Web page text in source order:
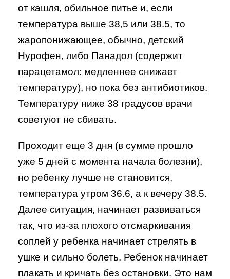
от кашля, обильное питье и, если
температура выше 38,5 или 38.5, то
жаропонижающее, обычно, детский
Нурофен, либо Панадол (содержит
парацетамол: медленнее снижает
температуру), но пока без антибиотиков.
Температуру ниже 38 градусов врачи
советуют не сбивать.
Проходит еще 3 дня (в сумме прошло
уже 5 дней с момента начала болезни),
но ребенку лучше не становится,
температура утром 36.6, а к вечеру 38.5.
Далее ситуация, начинает развиваться
так, что из-за плохого отсмаркивания
соплей у ребенка начинает стрелять в
ушке и сильно болеть. Ребенок начинает
плакать и кричать без остановки. Это нам